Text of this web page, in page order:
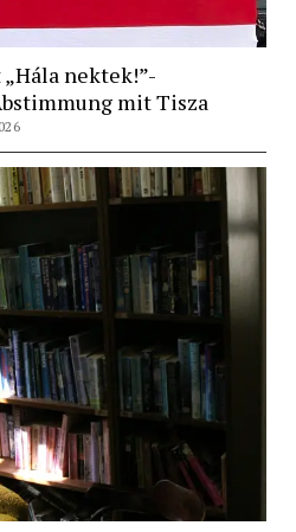
nektek!”-
mit Tisza